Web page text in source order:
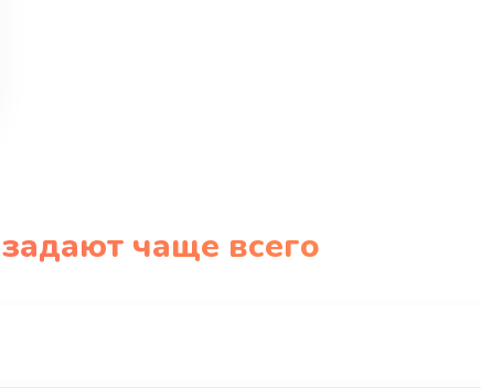
чаще всего